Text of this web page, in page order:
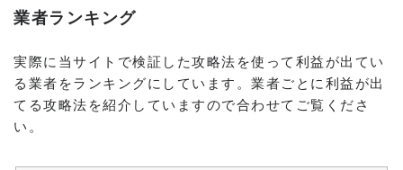
業者ランキング
実際に当サイトで検証した攻略法を使って利益が出てい
る業者をランキングにしています。業者ごとに利益が出
てる攻略法を紹介していますので合わせてご覧くださ
い。